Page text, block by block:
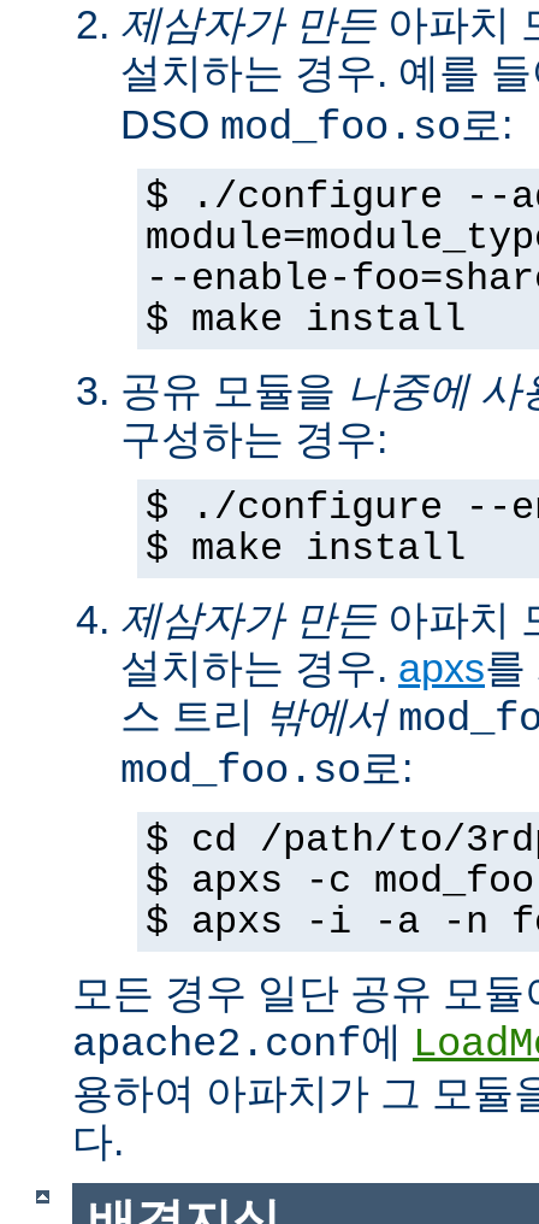
제삼자가 만든아파치
설치하는 경우. 예를
DSO mod_foo.so로:
$ ./configure --
--enable-
$ make install
공유 모듈을 나중에 사
구성하는 경우:
$ ./configure --
$ make install
제삼자가 만든아파치
설치하는 경우. apxs를
스 트리 밖에서
mod_foo.so로:
$ cd /path/to/
$ apxs -c
$ apxs -i -a -n
모든 경우 일단 공유 모
apache2.conf에
용하여 아파치가 그 모듈
다.